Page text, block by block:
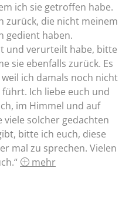
ich sie getroffen habe.
zurück, die nicht meinem
gedient haben.
und verurteilt habe, bitte
sie ebenfalls zurück. Es
ich damals noch nicht
führt. Ich liebe euch und
im Himmel und auf
viele solcher gedachten
bitte ich euch, diese
mal zu sprechen. Vielen
mehr